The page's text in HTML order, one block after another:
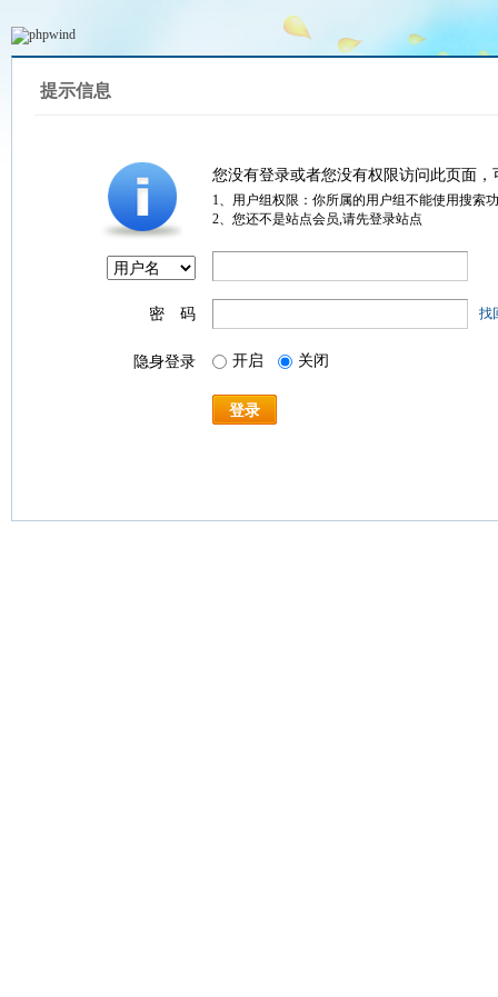
提示信息
您没有登录或者您没有权限访问此页面
1、用户组权限：你所属的用户组不能使用搜索
2、您还不是站点会员,请先登录站点
密 码 找
隐身登录 开启 关闭
登录